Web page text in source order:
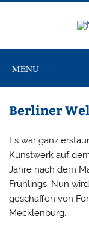
Zum
MENÜ
Berliner
Es war ganz
Kunstwerk auf
Jahre nach dem
Frühlings. Nun
geschaffen von
Mecklenburg.